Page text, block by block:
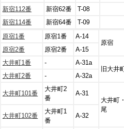
新宿112番
新宿62番
T-08
新宿114番
新宿64番
T-09
原宿1番
原宿1番
A-14
原宿
原宿2番
原宿2番
A-15
大井町1番
-
A-31a
旧大井
大井町2番
- A-32a
大井町101番
大井町2
番
A-31
大井町
尾
大井町102番
大井町1
番
A-32